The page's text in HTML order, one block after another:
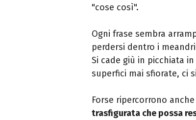
"cose così".
Ogni frase sembra
perdersi dentro i
Si cade giù in picchiata
superfici mai sfiorate, ci
Forse ripercorrono
trasfigurata che possa